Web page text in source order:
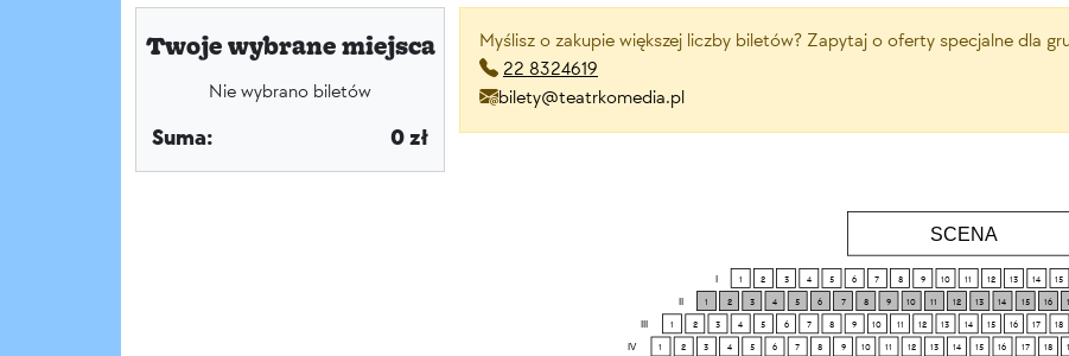
Twoje wybrane miejsca
Nie wybrano biletów
Suma: 0 zł
Myślisz o zakupie większej liczby biletów? Zapytaj o oferty specjalne dla
22 8324619
bilety@teatrkomedia.pl
I
IV
SCENA
1 2 3 4 5 6 7 8 9 10 11 12 13 14 15
1 2 3 4 5 6 7 8 9 10 11 12 13 14 15 16
1 2 3 4 5 6 7 8 9 10 11 12 13 14 15 16 17 18
1 2 3 4 5 6 7 8 9 10 11 12 13 14 15 16 17 18